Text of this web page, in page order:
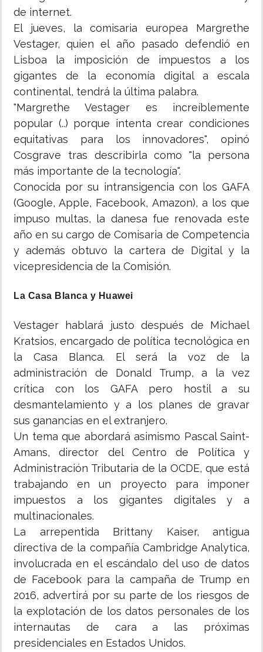
de internet.
El jueves, la comisaria europea Margrethe
Vestager, quien el año pasado defendió en
Lisboa la imposición de impuestos a los
gigantes de la economía digital a escala
continental, tendrá la última palabra.
"Margrethe Vestager es increíblemente
popular (..) porque intenta crear condiciones
equitativas para los innovadores", opinó
Cosgrave tras describirla como "la persona
más importante de la tecnología".
Conocida por su intransigencia con los GAFA
(Google, Apple, Facebook, Amazon), a los que
impuso multas, la danesa fue renovada este
año en su cargo de Comisaria de Competencia
y además obtuvo la cartera de Digital y la
vicepresidencia de la Comisión.
La Casa Blanca y Huawei
Vestager hablará justo después de Michael
Kratsios, encargado de política tecnológica en
la Casa Blanca. El será la voz de la
administración de Donald Trump, a la vez
crítica con los GAFA pero hostil a su
desmantelamiento y a los planes de gravar
sus ganancias en el extranjero.
Un tema que abordará asimismo Pascal Saint-
Amans, director del Centro de Política y
Administración Tributaria de la OCDE, que está
trabajando en un proyecto para imponer
impuestos a los gigantes digitales y a
multinacionales.
La arrepentida Brittany Kaiser, antigua
directiva de la compañía Cambridge Analytica,
involucrada en el escándalo del uso de datos
de Facebook para la campaña de Trump en
2016, advertirá por su parte de los riesgos de
la explotación de los datos personales de los
internautas de cara a las próximas
presidenciales en Estados Unidos.